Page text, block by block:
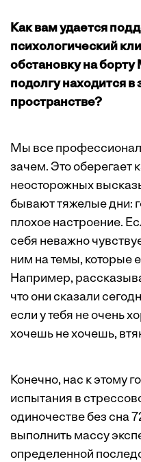
Как вам удается
психологический
обстановку на
подолгу находится в
пространстве?
Мы все
зачем. Это оберегает
неосторожных
бывают тяжелые дни:
плохое настроение.
себя неважно
ним на темы, которые
Например,
что они сказали
если у тебя не очень
хочешь не хочешь,
Конечно, нас к этому
испытания в
одиночестве без сна
выполнить массу
определенной